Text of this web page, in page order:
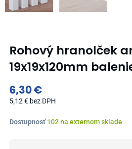
Rohový hranolček
19x19x120mm
6,30€
5,12 € bez DPH
Dostupnosť 102 na externom sklade
množstvo